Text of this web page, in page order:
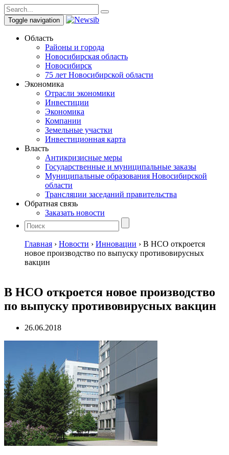
Toggle navigation
Область
Районы и города
Новосибирская область
Новосибирск
75 лет Новосибирской области
Экономика
Отрасли экономики
Инвестиции
Экономика
Компании
Земельные участки
Инвестиционная карта
Власть
Антикризисные меры
Государственные и муниципальные заказы
Муниципальные образования Новосибирской
области
Трансляции заседаний правительства
Обратная связь
Заказать новости
Главная › Новости › Инновации › В НСО откроется
новое производство по выпуску противовирусных
вакцин
В НСО откроется новое производство
по выпуску противовирусных вакцин
26.06.2018